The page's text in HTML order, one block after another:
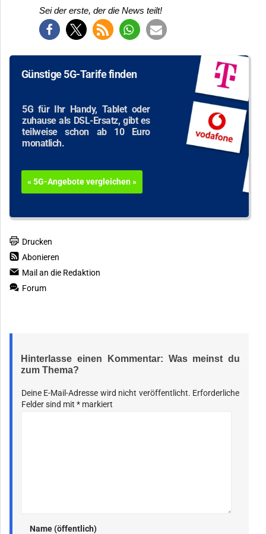
Sei der erste, der die News teilt!
Günstige 5G-Tarife finden
5G für Ihr Handy, Tablet oder
zuhause als DSL-Ersatz, gibt es
teilweise schon ab 10 Euro
monatlich.
« 5G-Angebote vergleichen »
Drucken
Abonieren
Mail an die Redaktion
Forum
Hinterlasse einen Kommentar: Was meinst du
zum Thema?
Deine E-Mail-Adresse wird nicht veröffentlicht. Erforderliche
Felder sind mit * markiert
Name (öffentlich)